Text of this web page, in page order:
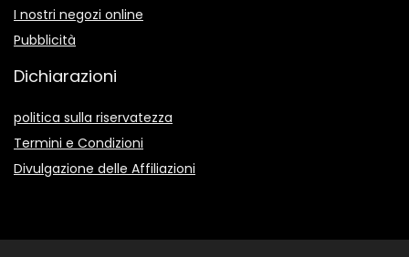
I nostri negozi online
Pubblicità
Dichiarazioni
politica sulla riservatezza
Termini e Condizioni
Divulgazione delle Affiliazioni